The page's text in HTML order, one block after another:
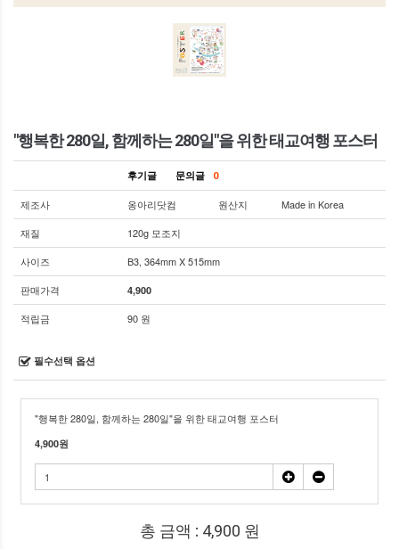
"행복한 280일, 함께하는 280일"을 위한 태교여행 포스터
후기글 문의글 0
제조사 옹아리닷컴 원산지
Made in Korea
재질
120g 모조지
사이즈
B3, 364mm X 515mm
판매가격
4,900
적립금 90 원
필수선택 옵션
"행복한 280일, 함께하는 280일"을 위한 태교여행 포스터
4,900원
총 금액 : 4,900 원